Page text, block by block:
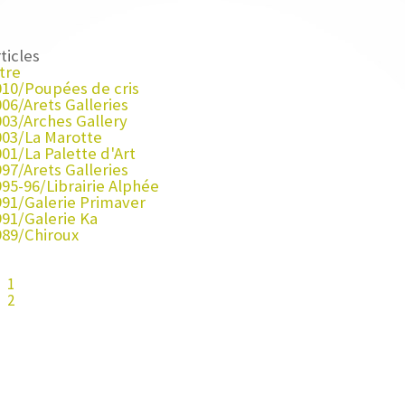
Poupées de cris
Arets Galleries
Arches Gallery
La Marotte
La Palette d'Art
Arets Galleries
96/Librairie Alphée
Galerie Primaver
Galerie Ka
Chiroux
1
2